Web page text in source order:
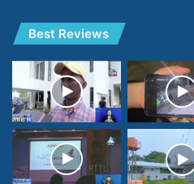
Best Reviews